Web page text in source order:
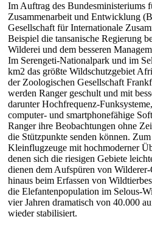
Im Auftrag des Bundesministeriums
Zusammenarbeit und Entwicklung
Gesellschaft für Internationale
Beispiel die tansanische Regierung
Wilderei und dem besseren
Im Serengeti-Nationalpark und im
km2 das größte Wildschutzgebiet
der Zoologischen Gesellschaft
werden Ranger geschult und mit
darunter Hochfrequenz-
computer- und smartphonefähige
Ranger ihre Beobachtungen ohne
die Stützpunkte senden können.
Kleinflugzeuge mit hochmoderner
denen sich die riesigen Gebiete
dienen dem Aufspüren von
hinaus beim Erfassen von
die Elefantenpopulation im Selous-
vier Jahren dramatisch von 40.000
wieder stabilisiert.